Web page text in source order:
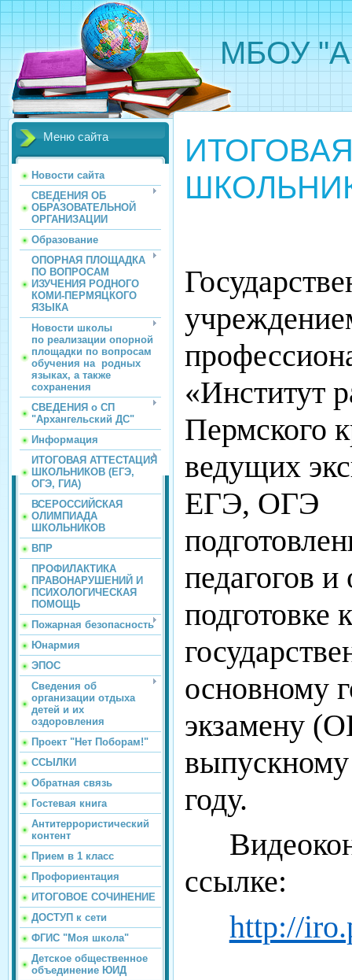
МБОУ
Меню сайта
Новости сайта
СВЕДЕНИЯ ОБ
ОБРАЗОВАТЕЛЬНОЙ
ОРГАНИЗАЦИИ
Образование
ОПОРНАЯ ПЛОЩАДКА
ПО ВОПРОСАМ
ИЗУЧЕНИЯ РОДНОГО
КОМИ-ПЕРМЯЦКОГО
ЯЗЫКА
Новости школы
по реализации опорной
площадки по вопросам
обучения на родных
языках, а также
сохранения
СВЕДЕНИЯ о СП
"Архангельский ДС"
Информация
ИТОГОВАЯ АТТЕСТАЦИЯ
ШКОЛЬНИКОВ (ЕГЭ,
ОГЭ, ГИА)
ВСЕРОССИЙСКАЯ
ОЛИМПИАДА
ШКОЛЬНИКОВ
ВПР
ПРОФИЛАКТИКА
ПРАВОНАРУШЕНИЙ И
ПСИХОЛОГИЧЕСКАЯ
ПОМОЩЬ
Пожарная безопасность
Юнармия
ЭПОС
Сведения об
организации отдыха
детей и их
оздоровления
Проект "Нет Поборам!"
ССЫЛКИ
Обратная связь
Гостевая книга
Антитеррористический
контент
Прием в 1 класс
Профориентация
ИТОГОВОЕ СОЧИНЕНИЕ
ДОСТУП к сети
ФГИС "Моя школа"
Детское общественное
объединение ЮИД
«Институт
Пермского
ведущих
ЕГЭ, ОГЭ
педагогов
подготовке
основному
экзамену
году.
ссылке:
http://